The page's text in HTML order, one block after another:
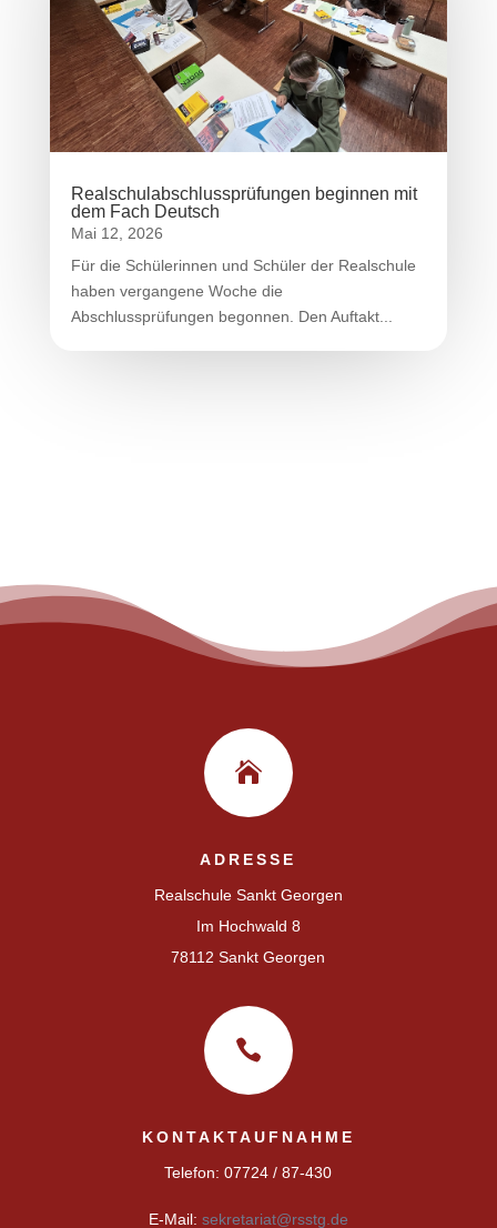
Realschulabschlussprüfungen beginnen mit
dem Fach Deutsch
Mai 12, 2026
Für die Schülerinnen und Schüler der Realschule
haben vergangene Woche die
Abschlussprüfungen begonnen. Den Auftakt...

ADRESSE
Realschule Sankt Georgen
Im Hochwald 8
78112 Sankt Georgen

KONTAKTAUFNAHME
Telefon: 07724 / 87-430
E-Mail: sekretariat@rsstg.de